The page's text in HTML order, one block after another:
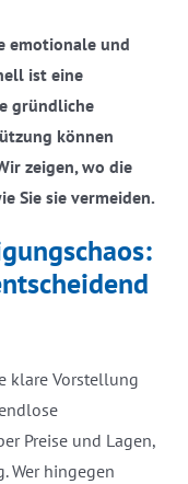
emotionale und
ist eine
gründliche
können
zeigen, wo die
Sie sie vermeiden.
klare Vorstellung
Preise und Lagen,
Wer hingegen